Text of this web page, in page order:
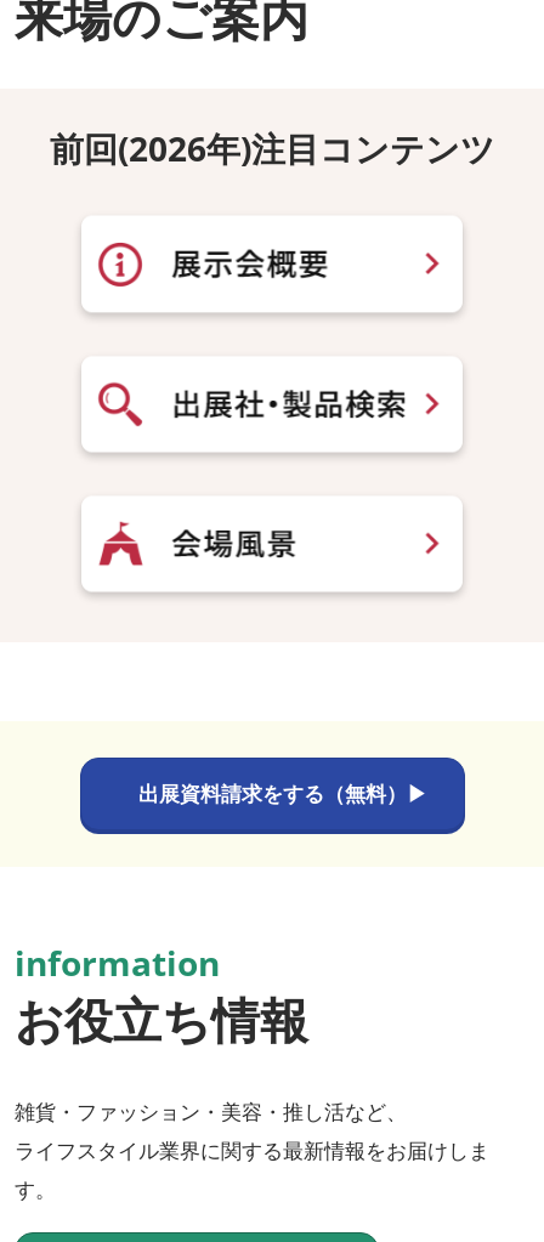
来場のご案内
前回(2026年)注目コンテンツ
出展資料請求をする（無料）▶
information
お役立ち情報
雑貨・ファッション・美容・推し活など、
ライフスタイル業界に関する最新情報をお届けしま
す。